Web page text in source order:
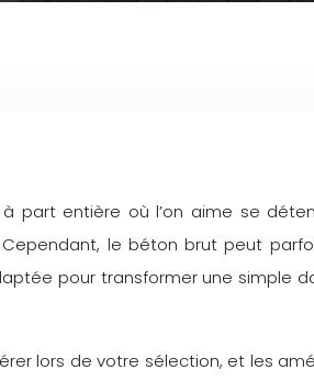
part entière où l’on aime se
le béton brut peut
pour transformer une simple
lors de votre sélection, et les